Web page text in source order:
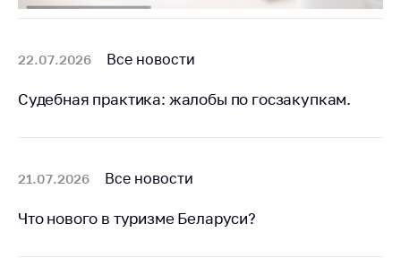
22.07.2026 Все новости
Судебная практика: жалобы по госзакупкам.
21.07.2026 Все новости
Что нового в туризме Беларуси?